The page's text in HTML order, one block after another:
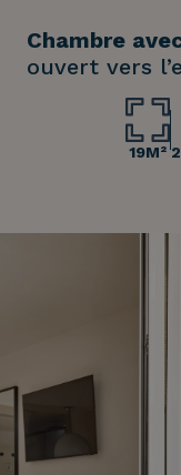
Chambre
ouvert vers
19M²